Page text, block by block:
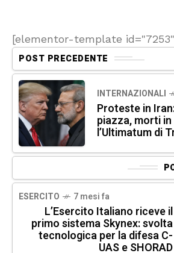
[elementor-template
POST PRECEDENTE
INTERNAZIONALI
Proteste in
piazza, morti
l’Ultimatum di
ESERCITO 7 mesi fa
L’Esercito Italiano riceve il
primo sistema Skynex: svolta
tecnologica per la difesa C-
UAS e SHORAD